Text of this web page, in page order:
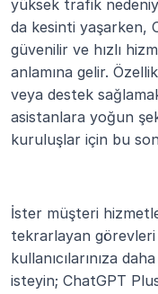
yüksek trafik
da kesinti yaşarken,
güvenilir ve hızlı
anlamına gelir.
veya destek
asistanlara yoğun
kuruluşlar için bu
İster müşteri
tekrarlayan
kullanıcılarınıza
isteyin; ChatGPT